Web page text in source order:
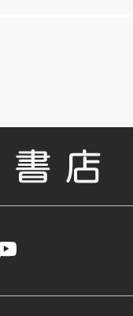
LINE